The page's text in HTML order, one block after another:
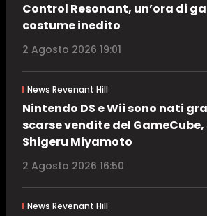
Control Resonant, un’ora di
costume inedito
2 Agosto 2026 19:01
News Revenant Hill
Nintendo DS e Wii sono nati
scarse vendite del
Shigeru Miyamoto
2 Agosto 2026 16:50
News Revenant Hill